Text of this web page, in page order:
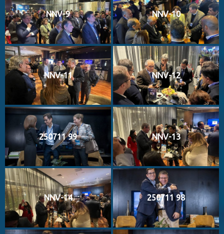
NNV-9 NNV-10
NNV-11 NNV-12
250711 99 NNV-13
NNV-14 250711 98